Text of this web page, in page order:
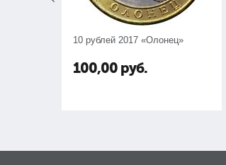
10 рублей 2017 «Олонец»
100,00 руб.